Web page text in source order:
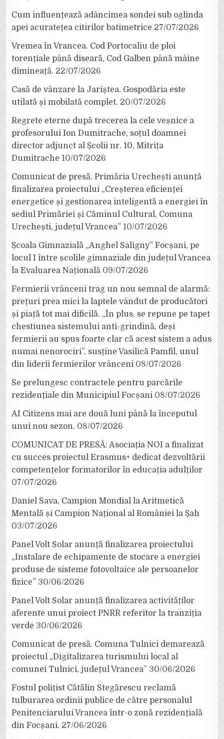
Cum influențează adâncimea sondei sub oglinda
apei acuratețea citirilor batimetrice 27/07/2026
Vremea în Vrancea. Cod Portocaliu de ploi
torențiale până diseară, Cod Galben până mâine
dimineață. 22/07/2026
Casă de vânzare la Jariștea. Gospodăria este
utilată și mobilată complet. 20/07/2026
Regrete eterne după trecerea la cele veșnice a
profesorului Ion Dumitrache, soțul doamnei
director adjunct al Școlii nr. 10, Mitrița
Dumitrache 10/07/2026
Comunicat de presă. Primăria Urechești anunță
finalizarea proiectului „Creșterea eficienței
energetice și gestionarea inteligentă a energiei în
sediul Primăriei și Căminul Cultural, Comuna
Urechești, județul Vrancea” 10/07/2026
Școala Gimnazială „Anghel Saligny” Focșani, pe
locul I între școlile gimnaziale din județul Vrancea
la Evaluarea Națională 09/07/2026
Fermierii vrânceni trag un nou semnal de alarmă:
prețuri prea mici la laptele vândut de producători
și piață tot mai dificilă. „În plus, se repune pe tapet
chestiunea sistemului anti-grindină, deși
fermierii au spus foarte clar că acest sistem a adus
numai nenorociri”, susține Vasilică Pamfil, unul
din liderii fermierilor vrânceni 08/07/2026
Se prelungesc contractele pentru parcările
rezidențiale din Municipiul Focșani 08/07/2026
AI Citizens mai are două luni până la începutul
unui nou sezon. 08/07/2026
COMUNICAT DE PRESĂ: Asociația NOI a finalizat
cu succes proiectul Erasmus+ dedicat dezvoltării
competențelor formatorilor în educația adulților
07/07/2026
Daniel Sava, Campion Mondial la Aritmetică
Mentală și Campion Național al României la Șah
03/07/2026
Panel Volt Solar anunță finalizarea proiectului
„Instalare de echipamente de stocare a energiei
produse de sisteme fotovoltaice ale persoanelor
fizice” 30/06/2026
Panel Volt Solar anunță finalizarea activităților
aferente unui proiect PNRR referitor la tranziția
verde 30/06/2026
Comunicat de presă. Comuna Tulnici demarează
proiectul „Digitalizarea turismului local al
comunei Tulnici, județul Vrancea” 30/06/2026
Fostul polițist Cătălin Stegărescu reclamă
tulburarea ordinii publice de către personalul
Penitenciarului Vrancea într-o zonă rezidențială
din Focșani. 27/06/2026